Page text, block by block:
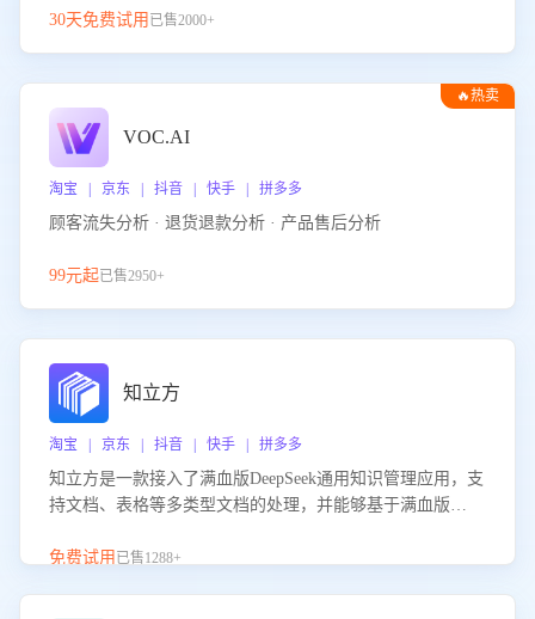
30天免费试用 已售2000+
🔥热卖
VOC.AI
淘宝 | 京东 | 抖音 | 快手 | 拼多多
顾客流失分析 · 退货退款分析 · 产品售后分析
99元起已售2950+
知立方
淘宝 | 京东 | 抖音 | 快手 | 拼多多
知立方是一款接入了满血版DeepSeek通用知识管理应用，支
持文档、表格等多类型文档的处理，并能够基于满血版
识支持，帮助用户高效管理和利用知识资源。通过该产品，
免费试用 已售1288+